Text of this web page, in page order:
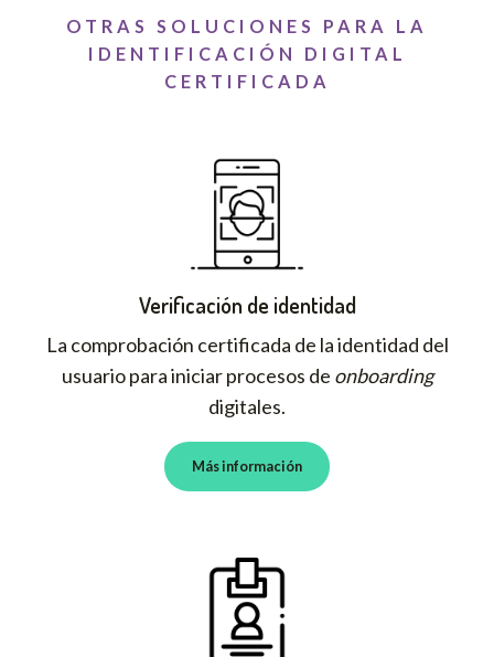
OTRAS SOLUCIONES PARA LA
IDENTIFICACIÓN DIGITAL
CERTIFICADA
Verificación de identidad
La comprobación certificada de la identidad del
usuario para iniciar procesos de onboarding
digitales.
Más información